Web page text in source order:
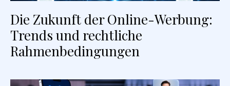
Die Zukunft der Online-Werbung:
Trends und rechtliche
Rahmenbedingungen